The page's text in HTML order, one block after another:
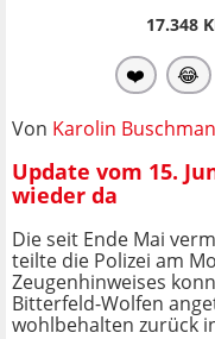
17.348
❤️ 😂
Von Karolin
Update vom 15.
wieder da
Die seit Ende Mai
teilte die Polizei am
Zeugenhinweises
Bitterfeld-Wolfen
wohlbehalten zurück